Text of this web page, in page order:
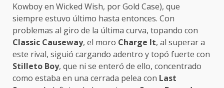
Kowboy en Wicked Wish, por Gold Case), que
siempre estuvo último hasta entonces. Con
problemas al giro de la última curva, topando con
Classic Causeway, el moro Charge It, al superar a
este rival, siguió cargando adentro y topó fuerte con
Stilleto Boy, que ni se enteró de ello, concentrado
como estaba en una cerrada pelea con Last